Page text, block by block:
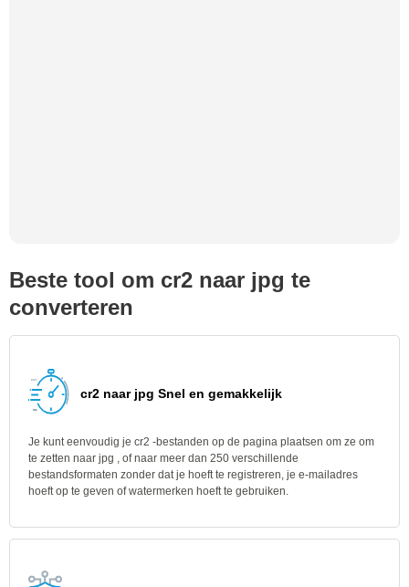
Beste tool om cr2 naar jpg te
converteren
cr2 naar jpg Snel en gemakkelijk
Je kunt eenvoudig je cr2 -bestanden op de pagina plaatsen om ze om
te zetten naar jpg , of naar meer dan 250 verschillende
bestandsformaten zonder dat je hoeft te registreren, je e-mailadres
hoeft op te geven of watermerken hoeft te gebruiken.